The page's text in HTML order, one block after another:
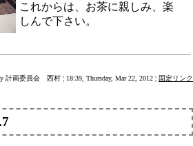
これからは、お茶に親しみ、楽
しんで下さい。
計画委員会 西村 ¦ 18:39, Thursday, Mar 22, 2012 ¦ 固定リンク